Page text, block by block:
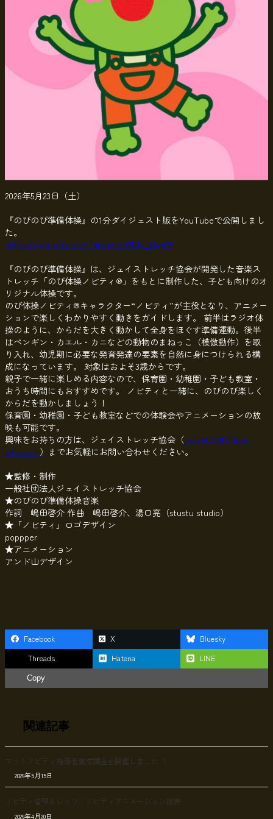
2026年5月23日（土）
『のびのび準備体操』の1分ダイジェスト版をYouTubeで公開しまし
た。
https://youtube.com/shorts/n9Dlo_Uog5E
『のびのび準備体操』は、ジェイストレッチ協会が開発した音楽ス
トレッチ「のび体操ノビティ®」をもとに制作した、子ども向けのオ
リジナル体操です。
のび体操ノビティ®キャラクター“ノビティ”が主役となり、アニメー
ションで楽しくわかりやすく動きをガイドします。 前半はラジオ体
操のように、からだを大きく動かして全身をほぐす準備運動。後半
はペンギン・カエル・カニなどの動物のまねっこ（模倣動作）を取
り入れ、幼児期に必要な発育発達の要素を自然に身につけられる構
成になっています。 対象はおよそ3歳からです。
親子で一緒に楽しめる内容なので、保育園・幼稚園・子ども教室・
おうち時間にもおすすめです。 ノビティと一緒に、のびのび楽しく
からだを動かしましょう！
保育園・幼稚園・子ども教室などでの体験会やアニメーションの放
映も可能です。
興味をお持ちの方は、ジェイストレッチ協会（j-stretch@office-
joho.com）までお気軽にお問い合わせください。
★監修・制作
一般社団法人ジェイストレッチ協会
★のびのび準備体操音楽
作詞 嶋田啓介 作曲 嶋田啓介、湯口亮（stustu studio）
★「ノビティ」ロゴデザイン
poppper
★アニメーション
アンド山デザイン
Facebook X
Bluesky
Threads
Hatena LINE
Copy
関連記事
マットノビティ指導者養成講座を開催しました ！
2026年5月15日
ノビティ音頭＆レッツ！ノビティアニメーション放映
2026年4月20日